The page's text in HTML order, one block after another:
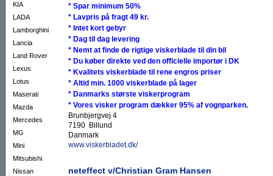
KIA
LADA
Lamborghini
Lancia
Land Rover
Lexus
Lotus
Maserati
Mazda
Mercedes
MG
Mini
Mitsubishi
Nissan
* Spar minimum 50%
* Lavpris på fragt 49 kr.
* Intet kort gebyr
* Dag til dag levering
* Nemt at finde de rigtige viskerblade til din bil
* Du køber direkte ved den officielle importør i DK
* Kvalitets viskerblade til rene engros priser
* Altid min. 1000 viskerblade på lager
* Danmarks største viskerprogram
* Vores visker program dækker 95% af vognparken.
Brunbjergvej 4
7190 Billund
Danmark
www.viskerbladet.dk/
neteffect v/Christian Gram Hansen